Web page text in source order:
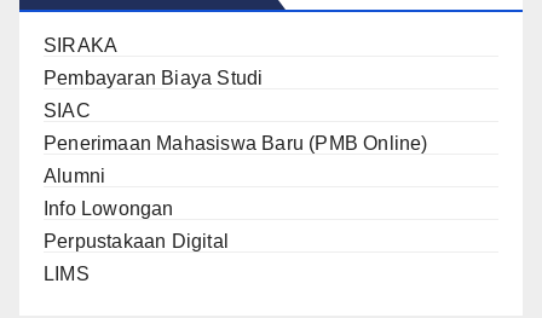
SIRAKA
Pembayaran Biaya Studi
SIAC
Penerimaan Mahasiswa Baru (PMB Online)
Alumni
Info Lowongan
Perpustakaan Digital
LIMS